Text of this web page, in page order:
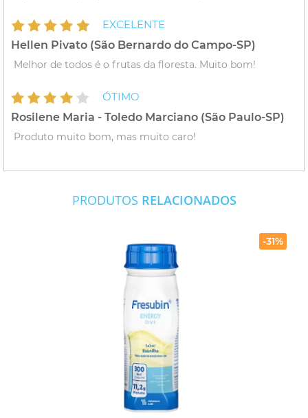
EXCELENTE
Hellen Pivato (São Bernardo do Campo-SP)
Melhor de todos é o frutas da floresta. Muito bom!
ÓTIMO
Rosilene Maria - Toledo Marciano (São Paulo-SP)
Produto muito bom, mas muito caro!
PRODUTOS RELACIONADOS
-31%